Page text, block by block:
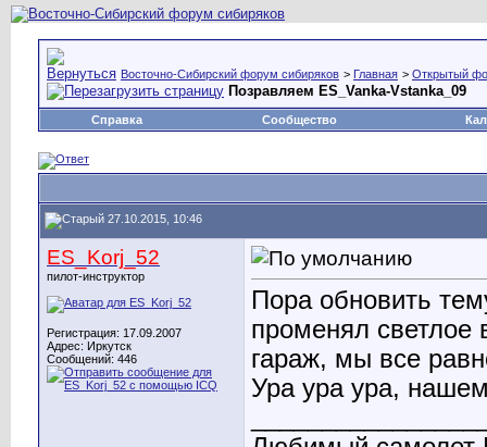
Восточно-Сибирский форум сибиряков > Главная > Открытый
Позравляем ES_Vanka-Vstanka_09
Справка Сообщество
27.10.2015, 10:46
ES_Korj_52
пилот-инструктор
Регистрация: 17.09.2007
Адрес: Иркутск
Сообщений: 446
Пора обновить
променял светлое
гараж, мы все
Ура ура ура,